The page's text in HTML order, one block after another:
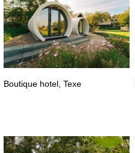
Boutique hotel, Texe